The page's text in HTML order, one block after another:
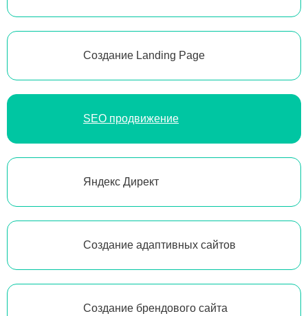
Создание Landing Page
SEO продвижение
Яндекс Директ
Создание адаптивных сайтов
Создание брендового сайта